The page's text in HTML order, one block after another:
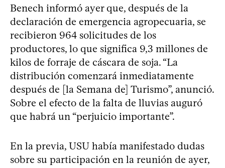
Benech informó ayer que, después de la
declaración de emergencia agropecuaria, se
recibieron 964 solicitudes de los
productores, lo que significa 9,3 millones de
kilos de forraje de cáscara de soja. “La
distribución comenzará inmediatamente
después de [la Semana de] Turismo”, anunció.
Sobre el efecto de la falta de lluvias auguró
que habrá un “perjuicio importante”.
En la previa, USU había manifestado dudas
sobre su participación en la reunión de ayer,